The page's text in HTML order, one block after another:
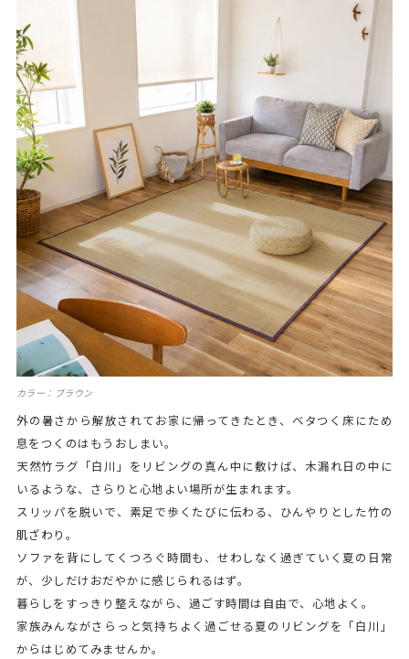
カラー：ブラウン
外の暑さから解放されてお家に帰ってきたとき、ベタつく床にため
息をつくのはもうおしまい。
天然竹ラグ「白川」をリビングの真ん中に敷けば、木漏れ日の中に
いるような、さらりと心地よい場所が生まれます。
スリッパを脱いで、素足で歩くたびに伝わる、ひんやりとした竹の
肌ざわり。
ソファを背にしてくつろぐ時間も、せわしなく過ぎていく夏の日常
が、少しだけおだやかに感じられるはず。
暮らしをすっきり整えながら、過ごす時間は自由で、心地よく。
家族みんながさらっと気持ちよく過ごせる夏のリビングを「白川」
からはじめてみませんか。